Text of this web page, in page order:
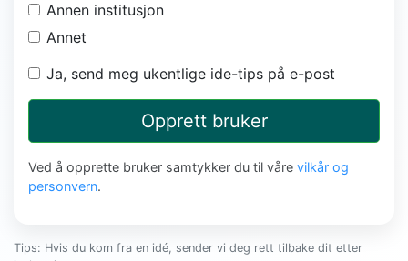
Annen institusjon
Annet
Ja, send meg ukentlige ide-tips på e-post
Opprett bruker
Ved å opprette bruker samtykker du til våre vilkår og
personvern.
Tips: Hvis du kom fra en idé, sender vi deg rett tilbake dit etter